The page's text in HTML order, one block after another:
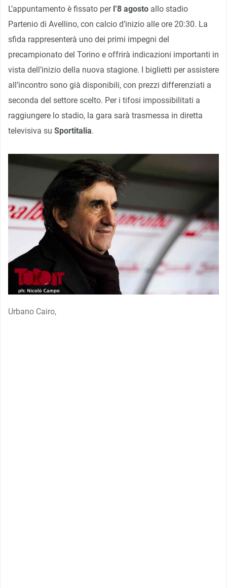
L’appuntamento è fissato per l’8 agosto allo stadio
Partenio di Avellino, con calcio d’inizio alle ore 20:30. La
sfida rappresenterà uno dei primi impegni del
precampionato del Torino e offrirà indicazioni importanti in
vista dell’inizio della nuova stagione. I biglietti per assistere
all’incontro sono già disponibili, con prezzi differenziati a
seconda del settore scelto. Per i tifosi impossibilitati a
raggiungere lo stadio, la gara sarà trasmessa in diretta
televisiva su Sportitalia.
Urbano Cairo,